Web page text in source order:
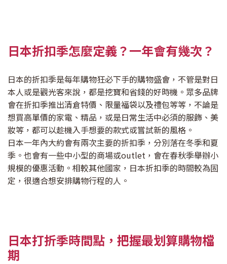
日本折扣季怎麼定義？一年會有幾次？
日本的折扣季是每年購物狂必下手的購物盛會，不管是對日
本人或是觀光客來說，都是挖寶和省錢的好時機。眾多品牌
會在折扣季推出清倉特價、限量福袋以及禮包等等，不論是
想買高單價的家電、精品，或是日常生活中必須的服飾、美
妝等，都可以趁機入手想要的款式或嘗試新的風格。
日本一年內大約會有兩次主要的折扣季，分別落在冬季和夏
季。也會有一些中小型的商場或outlet，會在春秋季舉辦小
規模的優惠活動。相較其他國家，日本折扣季的時間較為固
定，很適合想安排購物行程的人。
日本打折季時間點，把握最划算購物檔
期